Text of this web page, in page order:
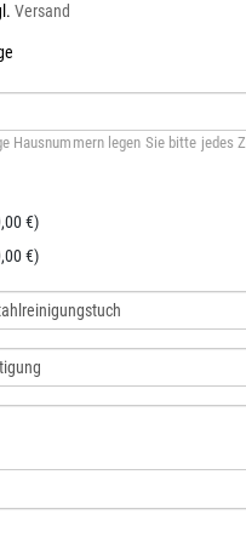
Versand
Hausnummern legen Sie bitte jedes
€)
€)